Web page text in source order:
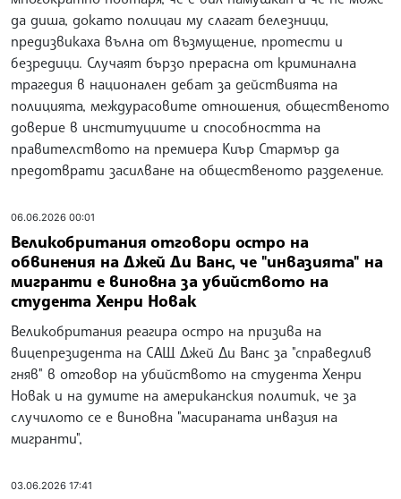
да диша, докато полицаи му слагат белезници,
предизвикаха вълна от възмущение, протести и
безредици. Случаят бързо прерасна от криминална
трагедия в национален дебат за действията на
полицията, междурасовите отношения, общественото
доверие в институциите и способността на
правителството на премиера Киър Стармър да
предотврати засилване на общественото разделение.
06.06.2026 00:01
Великобритания отговори остро на
обвинения на Джей Ди Ванс, че "инвазията" на
мигранти е виновна за убийството на
студента Хенри Новак
Великобритания реагира остро на призива на
вицепрезидента на САЩ Джей Ди Ванс за "справедлив
гняв" в отговор на убийството на студента Хенри
Новак и на думите на американския политик, че за
случилото се е виновна "масираната инвазия на
мигранти",
03.06.2026 17:41